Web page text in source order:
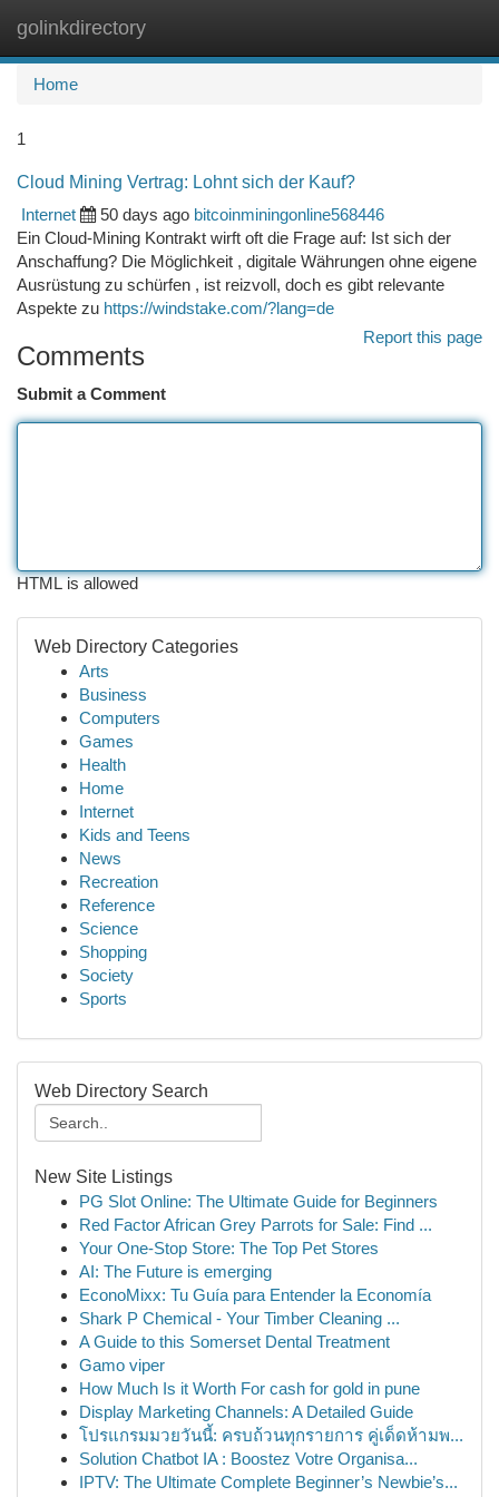
golinkdirectory
Home
1
Cloud Mining Vertrag: Lohnt sich der Kauf?
Internet
50 days ago bitcoinminingonline568446
Ein Cloud-Mining Kontrakt wirft oft die Frage auf: Ist sich der
Anschaffung? Die Möglichkeit , digitale Währungen ohne eigene
Ausrüstung zu schürfen , ist reizvoll, doch es gibt relevante
Aspekte zu https://windstake.com/?lang=de
Report this page
Comments
Submit a Comment
HTML is allowed
Web Directory Categories
Arts
Business
Computers
Games
Health
Home
Internet
Kids and Teens
News
Recreation
Reference
Science
Shopping
Society
Sports
Web Directory Search
New Site Listings
PG Slot Online: The Ultimate Guide for Beginners
Red Factor African Grey Parrots for Sale: Find ...
Your One-Stop Store: The Top Pet Stores
AI: The Future is emerging
EconoMixx: Tu Guía para Entender la Economía
Shark P Chemical - Your Timber Cleaning ...
A Guide to this Somerset Dental Treatment
Gamo viper
How Much Is it Worth For cash for gold in pune
Display Marketing Channels: A Detailed Guide
โปรแกรมมวยวันนี้: ครบถ้วนทุกรายการ คู่เด็ดห้ามพ...
Solution Chatbot IA : Boostez Votre Organisa...
IPTV: The Ultimate Complete Beginner’s Newbie’s...